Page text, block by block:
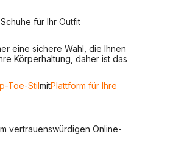
für Ihr Outfit
eine sichere Wahl, die Ihnen
Körperhaltung, daher ist das
Toe-StilmitPlattform für Ihre
vertrauenswürdigen Online-